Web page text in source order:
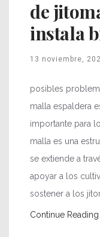
de
instala
13 noviembre,
posibles
malla espaldera
importante para
malla es una
se extiende a
apoyar a los
sostener a los
Continue Reading